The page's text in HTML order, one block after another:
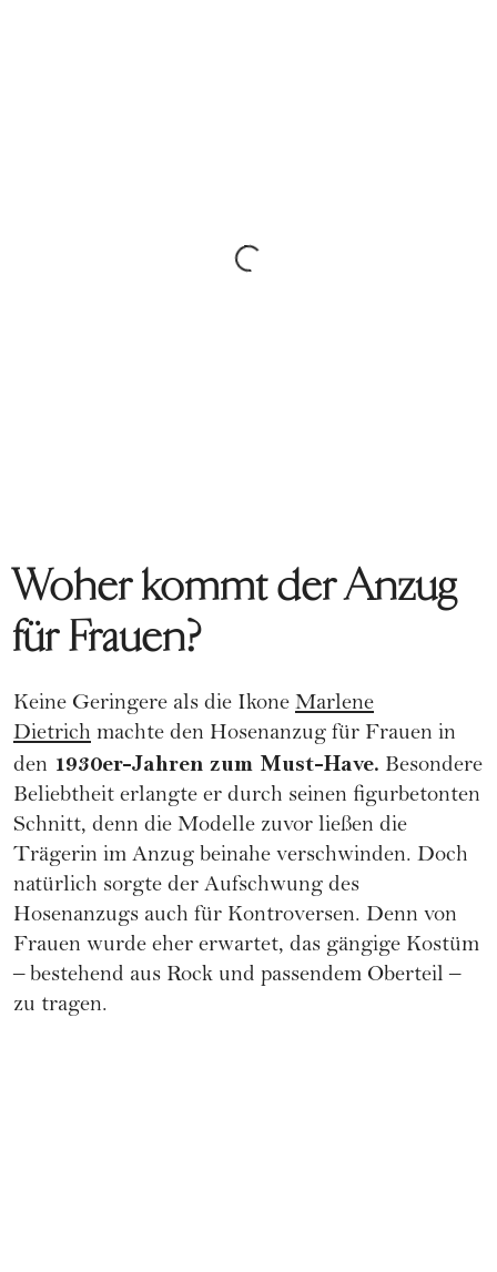
Woher kommt der Anzug
für Frauen?
Keine Geringere als die Ikone Marlene
Dietrich machte den Hosenanzug für Frauen in
den 1930er-Jahren zum Must-Have. Besondere
Beliebtheit erlangte er durch seinen figurbetonten
Schnitt, denn die Modelle zuvor ließen die
Trägerin im Anzug beinahe verschwinden. Doch
natürlich sorgte der Aufschwung des
Hosenanzugs auch für Kontroversen. Denn von
Frauen wurde eher erwartet, das gängige Kostüm
– bestehend aus Rock und passendem Oberteil –
zu tragen.